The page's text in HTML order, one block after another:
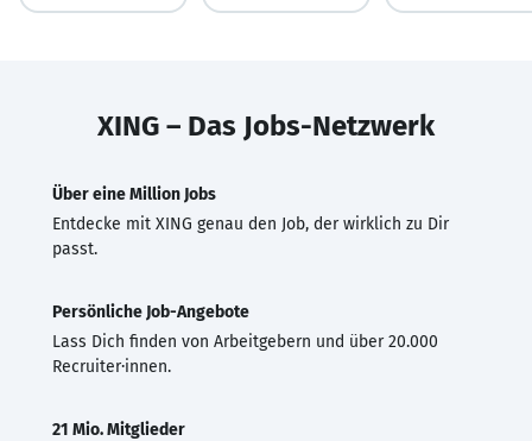
XING – Das Jobs-Netzwerk
Über eine Million Jobs
Entdecke mit XING genau den Job, der wirklich zu Dir
passt.
Persönliche Job-Angebote
Lass Dich finden von Arbeitgebern und über 20.000
Recruiter·innen.
21 Mio. Mitglieder